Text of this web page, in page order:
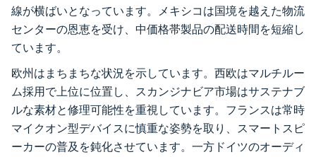
線が横ばいとなっています。メキシコは国境を越えた物流
センターの恩恵を受け、中価格帯製品の配送時間を短縮し
ています。
欧州はまちまちな状況を示しています。西欧はマルチルー
ム採用で上位に位置し、スカンジナビア市場はサステナブ
ルな素材と修理可能性を重視しています。フランスは常時
マイクオン型デバイスに慎重な姿勢を取り、スマートスピ
ーカーの普及を鈍化させています。一方ドイツのオーディ